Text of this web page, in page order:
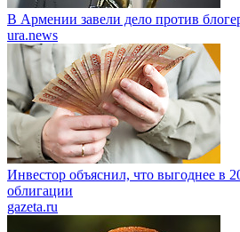
В Армении завели дело против
ura.news
Инвестор объяснил, что выгоднее в
облигации
gazeta.ru